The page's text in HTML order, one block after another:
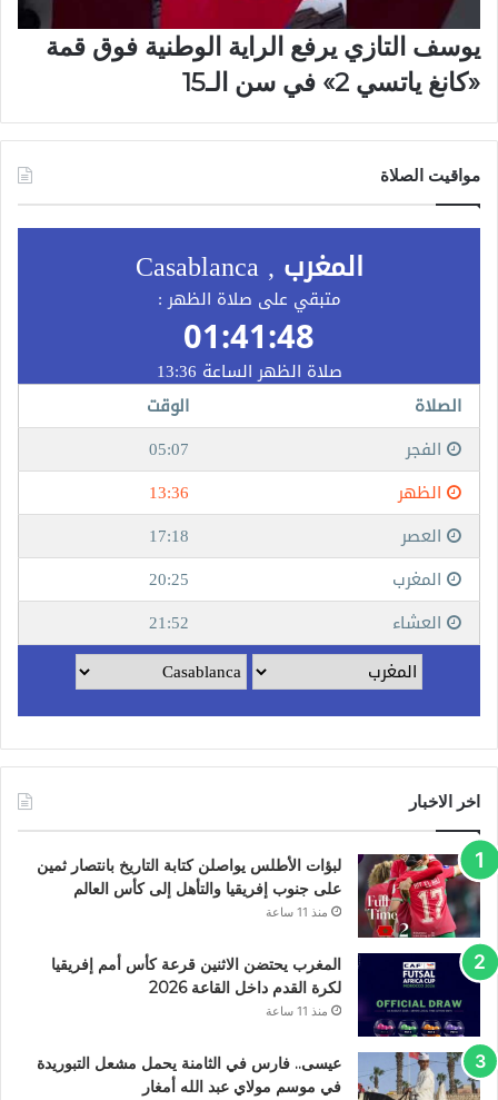
يوسف التازي يرفع الراية الوطنية فوق قمة
«كانغ ياتسي 2» في سن الـ15
مواقيت الصلاة
اخر الاخبار
لبؤات الأطلس يواصلن كتابة التاريخ بانتصار ثمين
على جنوب إفريقيا والتأهل إلى كأس العالم
منذ 11 ساعة
المغرب يحتضن الاثنين قرعة كأس أمم إفريقيا
لكرة القدم داخل القاعة 2026
منذ 11 ساعة
عيسى.. فارس في الثامنة يحمل مشعل التبوريدة
في موسم مولاي عبد الله أمغار